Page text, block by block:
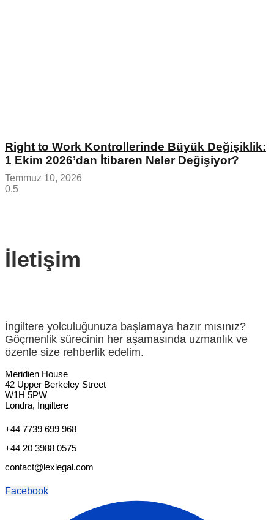
Right to Work Kontrollerinde Büyük Değişiklik:
1 Ekim 2026’dan İtibaren Neler Değişiyor?
Temmuz 10, 2026
İletişim
İngiltere yolculuğunuza başlamaya hazır mısınız?
Göçmenlik sürecinin her aşamasında uzmanlık ve
özenle size rehberlik edelim.
Meridien House
42 Upper Berkeley Street
W1H 5PW
Londra, İngiltere
+44 7739 699 968
+44 20 3988 0575
contact@lexlegal.com
Facebook